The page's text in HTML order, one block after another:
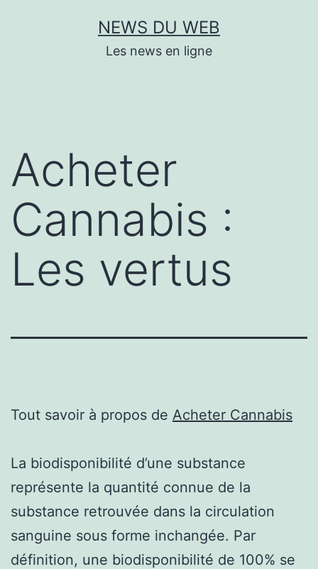
NEWS DU WEB
Les news en ligne
Acheter
Cannabis :
Les vertus
Tout savoir à propos de Acheter Cannabis
La biodisponibilité d’une substance
représente la quantité connue de la
substance retrouvée dans la circulation
sanguine sous forme inchangée. Par
définition, une biodisponibilité de 100% se